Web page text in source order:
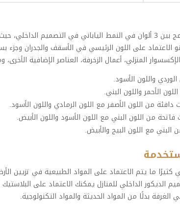
دائمًا ما يتم الدمج بين 3 ألوان في النمط الياباني في
الاعتماد على اللون الرئيسي في الأسقف والجدران وجزء
المنزلي، أعمال الزخرفة، العناصر الإضافية
واللون الأسود.
الأحمر واللون البني.
من اللون الأصفر مع اللون الرمادي واللون الأسود.
من اللون البني مع اللون الأسود واللون الأبيض.
البني مع اللون البيج والأبيض.
كثيرًا ما يتم الاعتماد على المواد الطبيعية في تزيين
الديكور الداخلي للمنازل يمكنك الاعتماد على
بدلًا من المواد الحديثة والمواد التكنولوجية.